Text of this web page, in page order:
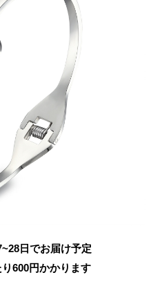
日でお届け予定
600円かかります